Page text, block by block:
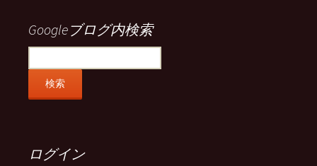
示
Googleブログ内検索
ログイン